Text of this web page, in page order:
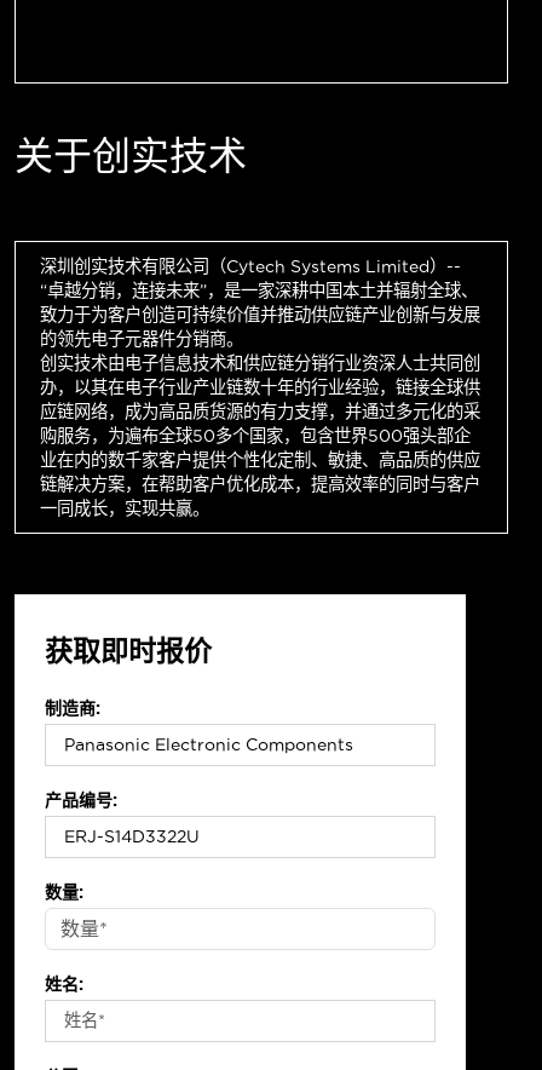
关于创实技术
深圳创实技术有限公司（Cytech Systems Limited）--
“卓越分销，连接未来”，是一家深耕中国本土并辐射全球、
致力于为客户创造可持续价值并推动供应链产业创新与发展
的领先电子元器件分销商。
创实技术由电子信息技术和供应链分销行业资深人士共同创
办，以其在电子行业产业链数十年的行业经验，链接全球供
应链网络，成为高品质货源的有力支撑，并通过多元化的采
购服务，为遍布全球50多个国家，包含世界500强头部企
业在内的数千家客户提供个性化定制、敏捷、高品质的供应
链解决方案，在帮助客户优化成本，提高效率的同时与客户
一同成长，实现共赢。
获取即时报价
制造商:
产品编号:
数量:
姓名: